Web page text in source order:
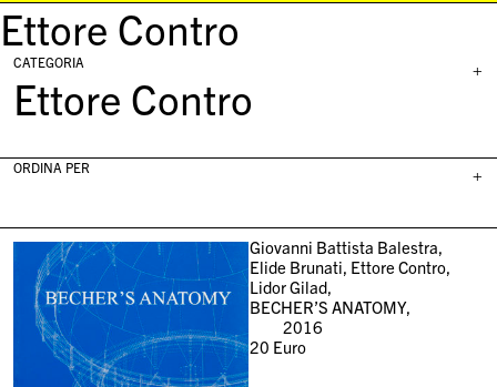
Ettore Contro
+
CATEGORIA
Ettore Contro
+
ORDINA PER
Giovanni Battista Balestra,
Elide Brunati, Ettore Contro,
Lidor Gilad,
BECHER’S ANATOMY,
2016
20 Euro